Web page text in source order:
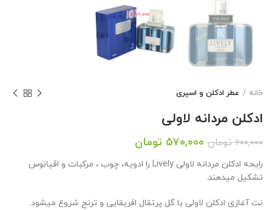
خانه عطر ادکلن و اسپری
ادکلن مردانه لاولی
۶۰۰,۰۰۰ تومان قیمت
۶۰۰,۰۰۰ تومان
۵۷۰,۰۰۰ تومان
۵۷۰,۰۰۰ تومان.
رایحه ادکلن مردانه لاولی Lively را ادویه، چوب ، مرکبات و اقیانوس
تشکیل میدهند.
نت آغازی ادکلن لاولی با گل پرتقال افریقایی و ترنج شروع میشود.